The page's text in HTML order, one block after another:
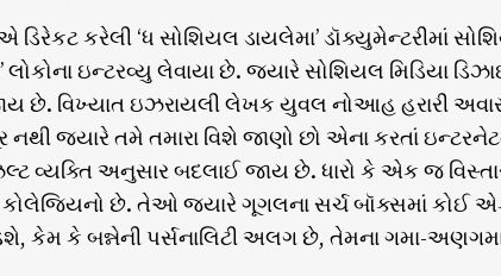
કરેલી ‘ધ સોશિયલ ડાયલેમા’ ડૉક્યુમેન્ટરીમાં
લોકોના ઇન્ટરવ્યુ લેવાયા છે. જ્યારે સોશિયલ મિડિયા
છે. વિખ્યાત ઇઝરાયલી લેખક યુવલ નોઆહ હરારી
જ્યારે તમે તમારા વિશે જાણો છો એના કરતાં
વ્યક્તિ અનુસાર બદલાઈ જાય છે. ધારો કે એક જ
કોલેજિયનો છે. તેઓ જ્યારે ગૂગલના સર્ચ બૉક્સમાં
કેમ કે બન્નેની પર્સનાલિટી અલગ છે, તેમના ગમા-